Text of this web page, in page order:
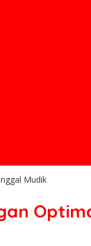
Mudik